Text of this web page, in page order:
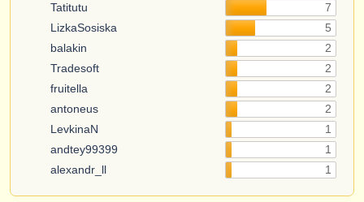
Tatitutu
7
LizkaSosiska
5
balakin
2
Tradesoft
2
fruitella
2
antoneus
2
LevkinaN
1
andtey99399
1
alexandr_ll
1